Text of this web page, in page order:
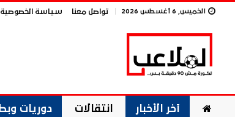
الخميس, 6 أغسطس 2026 تواصل معنا سياسة الخصوصية
آخر الأخبار انتقالات دوريات